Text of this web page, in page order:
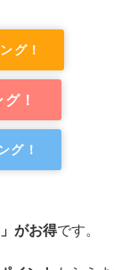
グ！
グ！
グ！
がお得です。